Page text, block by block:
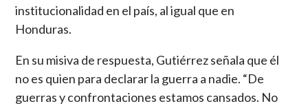
institucionalidad en el país, al igual que en
Honduras.
En su misiva de respuesta, Gutiérrez señala que él
no es quien para declarar la guerra a nadie. “De
guerras y confrontaciones estamos cansados. No